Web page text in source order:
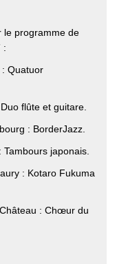
le programme de
:
Quatuor
flûte et guitare.
: BorderJazz.
Tambours japonais.
: Kotaro Fukuma
: Chœur du